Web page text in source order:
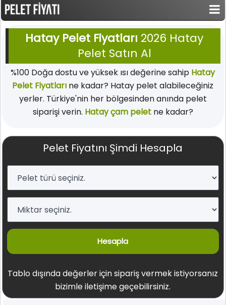
Hatay Pelet Fiyatları 2026 Hatay
Pelet Satın Al
%100 Doğa dostu ve yüksek ısı değerine sahip Hatay
Pelet Fiyatları ne kadar? Hatay pelet alabileceğiniz
yerler. Türkiye'nin her bölgesinden anında pelet
siparişi verin. Hatay çam peletne kadar?
Pelet Fiyatını Şimdi Hesapla
Hesapla
Tablo dışında değerler için sipariş vermek istiyorsanız
bizimle iletişime geçebilirsiniz.